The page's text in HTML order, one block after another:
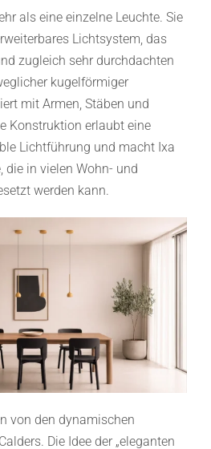
als eine einzelne Leuchte. Sie
Lichtsystem, das
zugleich sehr durchdachten
kugelförmiger
mit Armen, Stäben und
Konstruktion erlaubt eine
Lichtführung und macht Ixa
die in vielen Wohn- und
werden kann.
von den dynamischen
Die Idee der „eleganten